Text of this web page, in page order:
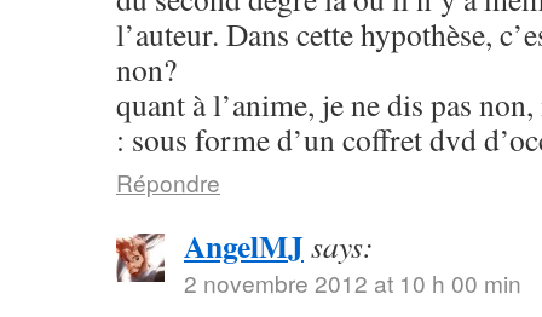
l’auteur. Dans cette hypothèse,
non?
quant à l’anime, je ne dis pas
: sous forme d’un coffret dvd
Répondre
AngelMJsays:
2 novembre 2012 at 10 h 00 min